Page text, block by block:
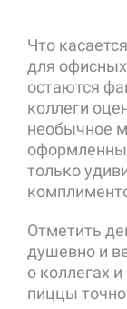
Что
для
остаются
коллеги
необычное
только
Отметить
душевно и
о коллегах
пиццы